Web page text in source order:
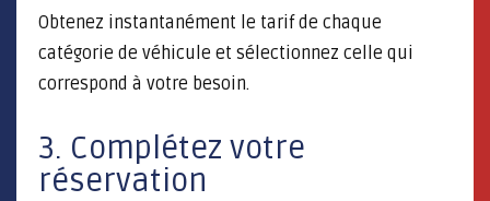
Obtenez instantanément le tarif de chaque
catégorie de véhicule et sélectionnez celle qui
correspond à votre besoin.
3. Complétez votre
réservation